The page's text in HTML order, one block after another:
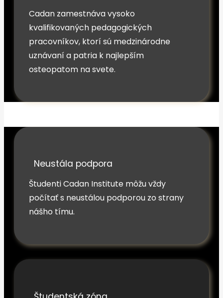
Cadan zamestnáva vysoko
kvalifikovaných pedagogických
pracovníkov, ktorí sú medzinárodne
uznávaní a patria k najlepším
osteopatom na svete.
Neustála podpora
Študenti Cadan Institute môžu vždy
počítať s neustálou podporou zo strany
nášho tímu.